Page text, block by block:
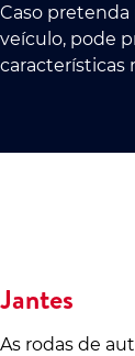
Caso
veículo, pode
características
Jantes
As rodas de